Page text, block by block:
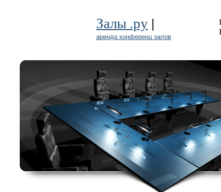
Залы .ру |
аренда конференц залов